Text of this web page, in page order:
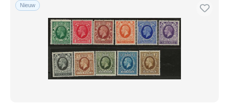
Nieuw